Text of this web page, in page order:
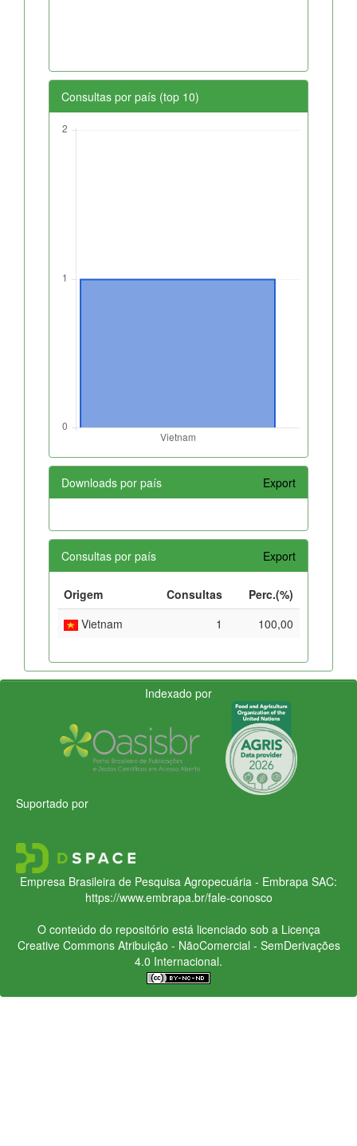
Consultas por país (top 10)
Downloads por país Export
Consultas por país Export
Origem Consultas
Perc.(%)
Vietnam
1 100,00
Indexado por
Suportado por
Empresa Brasileira de Pesquisa Agropecuária - Embrapa SAC:
https://www.embrapa.br/fale-conosco
O conteúdo do repositório está licenciado sob a Licença
Creative CommonsAtribuição - NãoComercial - SemDerivações
4.0 Internacional.